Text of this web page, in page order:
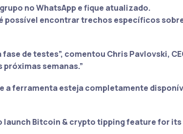
no WhatsApp e fique atualizado.
possível encontrar trechos específicos
fase de testes”, comentou Chris Pavlovski,
próximas semanas.”
a ferramenta esteja completamente
launch Bitcoin & crypto tipping feature for its